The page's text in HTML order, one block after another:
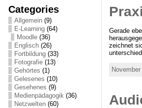
Categories
Allgemein(9)
E-Learning(64)
Moodle(36)
Englisch(26)
Fortbildung(33)
Fotografie(13)
Gehörtes (1)
Gelesenes (10)
Gesehenes (9)
Medienpädagogik(36)
Netzwelten(60)
Gerade
zeichnet